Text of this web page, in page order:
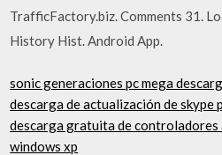
TrafficFactory.biz. Comments 31.
History Hist. Android App.
sonic generaciones pc mega
descarga de actualización de skype
descarga gratuita de controladores
windows xp